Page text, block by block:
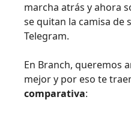
marcha atrás y ahora
se quitan la camisa de
Telegram.
En Branch, queremos
mejor y por eso te
comparativa: